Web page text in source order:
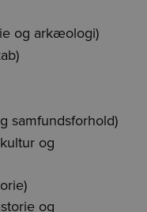
og arkæologi)
samfundsforhold)
og
og